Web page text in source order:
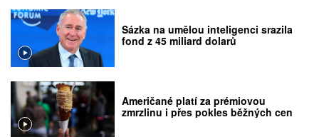
Sázka na umělou inteligenci srazila
fond z 45 miliard dolarů
Američané platí za prémiovou
zmrzlinu i přes pokles běžných cen